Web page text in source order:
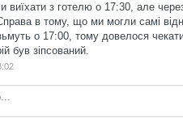
виїхати з готелю о 17:30, але
в тому, що ми могли самі
о 17:00, тому довелося
був зіпсований.